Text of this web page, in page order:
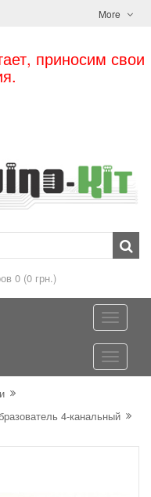
More
приносим свои
0 (0 грн.)
4-канальный